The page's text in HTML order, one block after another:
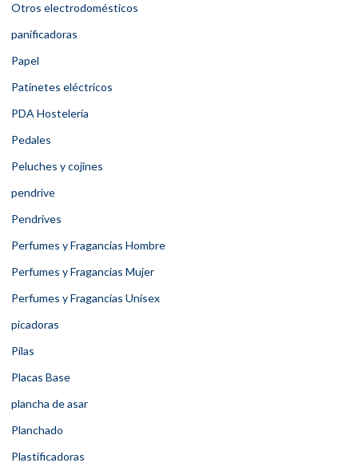
Otros electrodomésticos
panificadoras
Papel
Patinetes eléctricos
PDA Hostelería
Pedales
Peluches y cojines
pendrive
Pendrives
Perfumes y Fragancias Hombre
Perfumes y Fragancias Mujer
Perfumes y Fragancias Unisex
picadoras
Pilas
Placas Base
plancha de asar
Planchado
Plastificadoras